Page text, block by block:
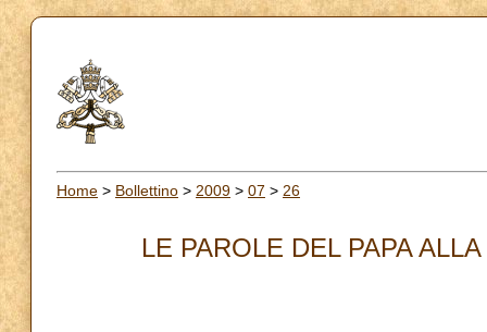
Home > Bollettino > 2009 > 07 > 26
LE PAROLE DEL PAPA